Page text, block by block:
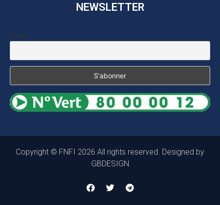
NEWSLETTER
Email
Copyright © FNFI 2026 All rights reserved. Designed by
GBDESIGN